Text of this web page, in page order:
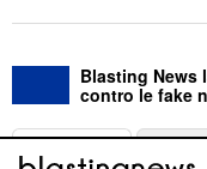
Blasting News
contro le fake
ABOUT